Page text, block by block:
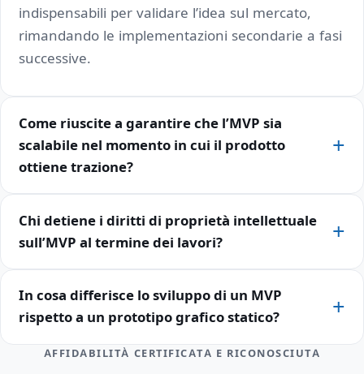
indispensabili per validare l’idea sul mercato,
rimandando le implementazioni secondarie a fasi
successive.
Come riuscite a garantire che l’MVP sia
scalabile nel momento in cui il prodotto
ottiene trazione?
Chi detiene i diritti di proprietà intellettuale
sull’MVP al termine dei lavori?
In cosa differisce lo sviluppo di un MVP
rispetto a un prototipo grafico statico?
AFFIDABILITÀ CERTIFICATA E RICONOSCIUTA